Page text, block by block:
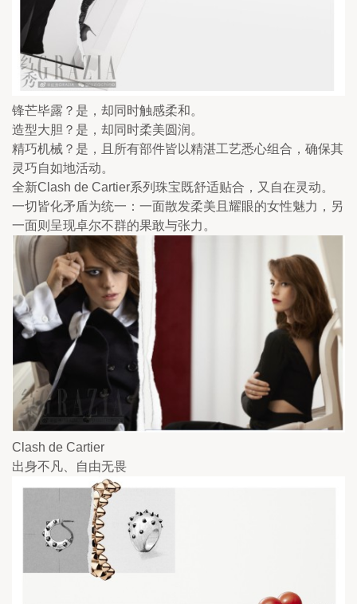
锋芒毕露？是，却同时触感柔和。
造型大胆？是，却同时柔美圆润。
精巧机械？是，且所有部件皆以精湛工艺悉心组合，确保其
灵巧自如地活动。
全新Clash de Cartier系列珠宝既舒适贴合，又自在灵动。
一切皆化矛盾为统一：一面散发柔美且耀眼的女性魅力，另
一面则呈现卓尔不群的果敢与张力。
Clash de Cartier
出身不凡、自由无畏